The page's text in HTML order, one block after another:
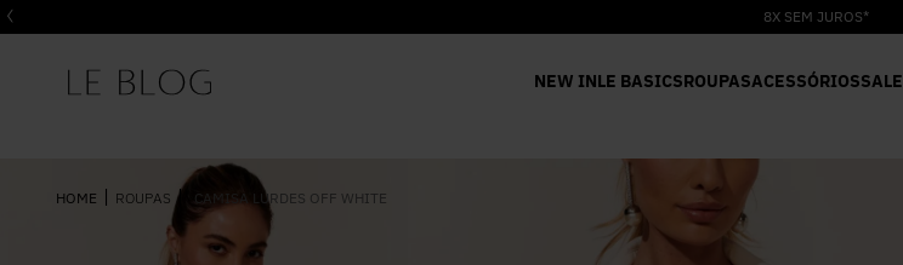
8X SEM JUROS*
NEW INLE BASICSROUPASACESSÓRIOSSALE
ROUPAS CAMISA LURDES OFF WHITE